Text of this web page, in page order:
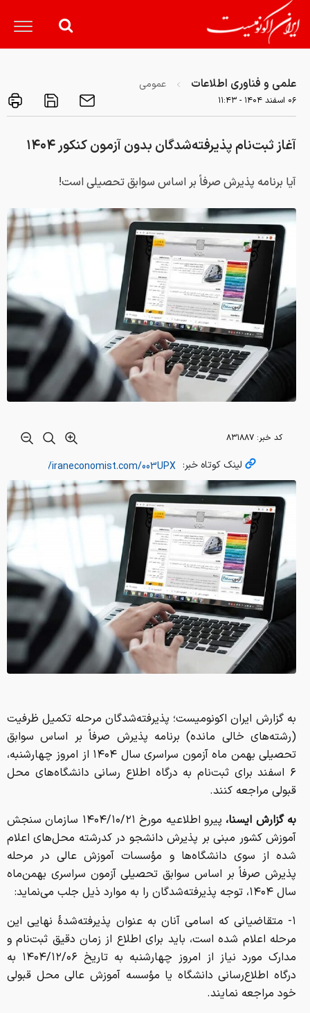
علمی و فناوری اطلاعات عمومی
۰۶ اسفند ۱۴۰۴ - ۱۱:۴۳
آغاز ثبت‌نام پذیرفته‌شدگان بدون آزمون کنکور ۱۴۰۴
آیا برنامه پذیرش صرفاً بر اساس سوابق تحصیلی است!
کد خبر: ۸۳۱۸۸۷
لینک کوتاه خبر:
به گزارش ایران اکونومیست؛ پذیرفته‌شدگان مرحله تکمیل ظرفیت
(رشته‌های خالی مانده) برنامه پذیرش صرفاً بر اساس سوابق
تحصیلی بهمن ماه آزمون سراسری سال ۱۴۰۴ از امروز چهارشنبه،
۶ اسفند برای ثبت‌نام به درگاه اطلاع رسانی دانشگاه‌های محل
قبولی مراجعه کنند.
به گزارش ایسنا،
پیرو اطلاعیه مورخ ۱۴۰۴/۱۰/۲۱ سازمان سنجش
آموزش کشور مبنی بر پذیرش دانشجو در کدرشته محل‌های اعلام
شده از سوی دانشگاه‌ها و مؤسسات آموزش عالی در مرحله
پذیرش صرفاً بر اساس سوابق تحصیلی آزمون سراسری بهمن‌ماه
سال ۱۴۰۴، توجه پذیرفته‌شدگان را به موارد ذیل جلب می‌نماید:
۱- متقاضیانی که اسامی آنان به عنوان پذیرفته‌شدۀ نهایی این
مرحله اعلام شده است، باید برای اطلاع از زمان دقیق ثبت‌نام و
مدارک مورد نیاز از امروز چهارشنبه به تاریخ ۱۴۰۴/۱۲/۰۶ به
درگاه اطلاع‌رسانی دانشگاه یا مؤسسه آموزش عالی محل قبولی
خود مراجعه نمایند.